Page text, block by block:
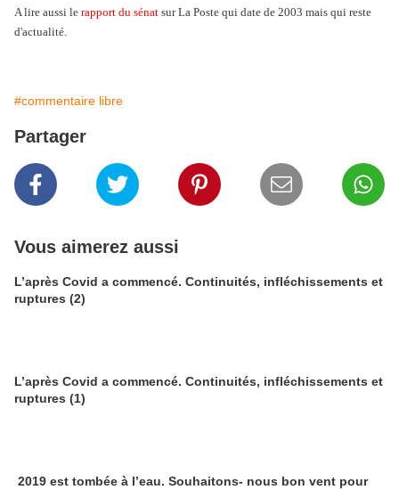
A lire aussi le rapport du sénat sur La Poste qui date de 2003 mais qui reste
d'actualité.
#commentaire libre
Partager
Vous aimerez aussi
L’après Covid a commencé. Continuités, infléchissements et
ruptures (2)
L’après Covid a commencé. Continuités, infléchissements et
ruptures (1)
2019 est tombée à l’eau. Souhaitons- nous bon vent pour